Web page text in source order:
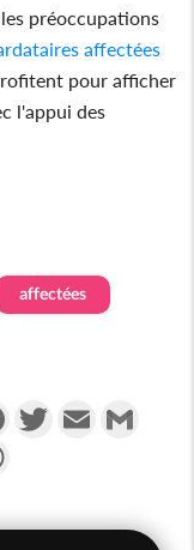
préoccupations
affectées
pour afficher
l'appui des
affectées
FacebookTwitterEmail